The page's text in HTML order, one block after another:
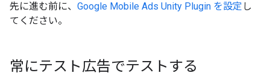
先に進む前に、 Google Mobile Ads Unity Plugin を設定 し
てください。
常にテスト広告でテストする